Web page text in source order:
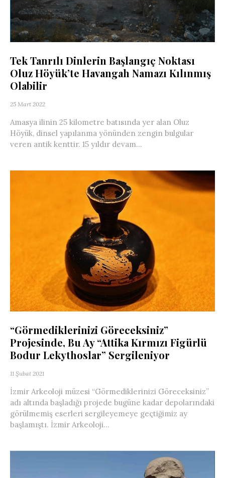
Tek Tanrılı Dinlerin Başlangıç Noktası
Oluz Höyük’te Havangah Namazı Kılınmış
Olabilir
25 Mart 2022
Amasya ilinin 25 kilometre batısında yer alan Oluz
Höyük, dinsel yapılanma yönünden zengin bulgular
veren antik kenttir. 15 yıldır devam...
“Görmediklerinizi Göreceksiniz”
Projesinde, Bu Ay “Attika Kırmızı Figürlü
Bodur Lekythoslar” Sergileniyor
11 Şubat 2021
İzmir Arkeoloji müzesi “Görmediklerinizi Göreceksiniz”
adı altında başladığı projede bugüne kadar depolarındaki
görülmemiş eserleri sergileyemeye geçtiğimiz ay
başlamıştı. İzmir Arkeoloji...